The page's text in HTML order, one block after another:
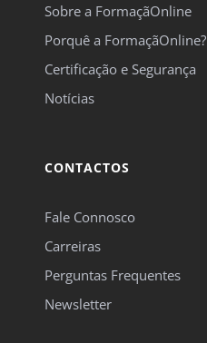
Sobre a FormaçãOnline
Porquê a FormaçãOnline?
Certificação e Segurança
Notícias
CONTACTOS
Fale Connosco
Carreiras
Perguntas Frequentes
Newsletter